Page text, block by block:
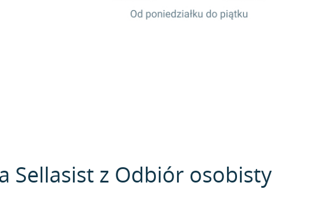
Sellasist z Odbiór osobisty